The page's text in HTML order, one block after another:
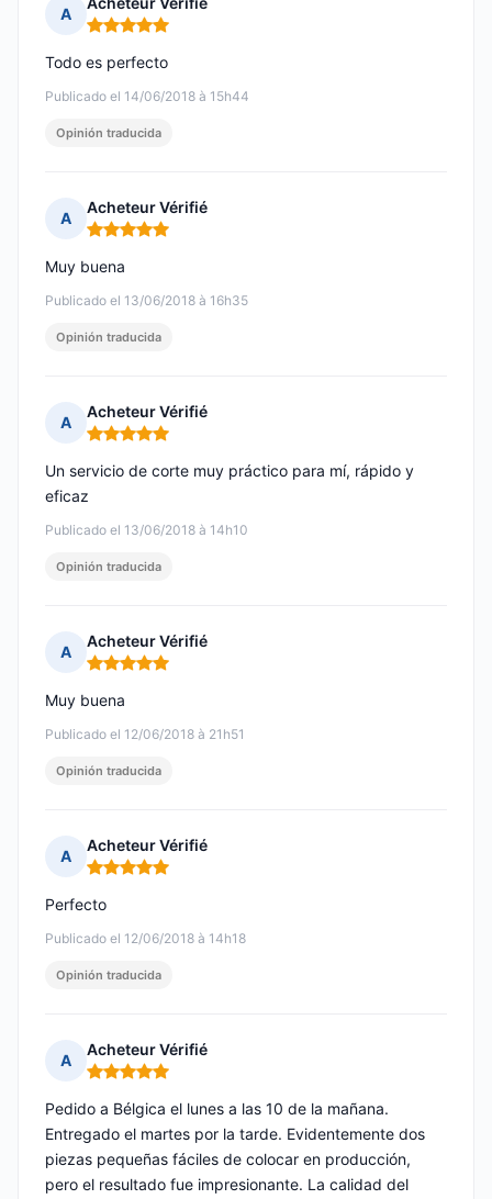
A
Nota: 5 de 5
Publicado el 14/06/2018 à 15h44
Todo es perfecto
Opinión traducida
A
Acheteur Vérifié
Nota: 5 de 5
Publicado el 13/06/2018 à 16h35
Muy buena
Opinión traducida
A
Acheteur Vérifié
Nota: 5 de 5
Publicado el 13/06/2018 à 14h10
Un servicio de corte muy práctico para mí, rápido y
eficaz
Opinión traducida
A
Acheteur Vérifié
Nota: 5 de 5
Publicado el 12/06/2018 à 21h51
Muy buena
Opinión traducida
A
Acheteur Vérifié
Nota: 5 de 5
Publicado el 12/06/2018 à 14h18
Perfecto
Opinión traducida
A
Acheteur Vérifié
Nota: 5 de 5
Pedido a Bélgica el lunes a las 10 de la mañana.
Entregado el martes por la tarde. Evidentemente dos
piezas pequeñas fáciles de colocar en producción,
pero el resultado fue impresionante. La calidad del